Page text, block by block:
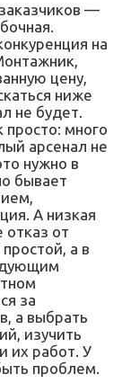
—
на
цену,
ниже
не будет.
просто: много
арсенал не
нужно в
бывает
А низкая
от
а в
за
а выбрать
изучить
их работ. У
проблем.